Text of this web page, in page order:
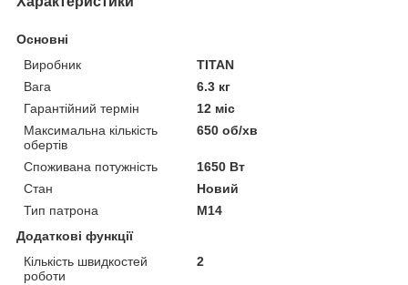
Основні
Виробник
TITAN
Вага
6.3 кг
Гарантійний термін
12 міс
Максимальна кількість
обертів
650 об/хв
Споживана потужність
1650 Вт
Стан
Новий
Тип патрона
M14
Додаткові функції
Кількість швидкостей
роботи
2